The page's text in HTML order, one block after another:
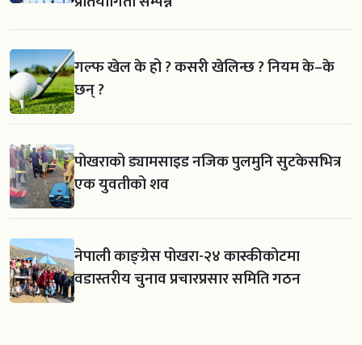
गल्फ खेल के हो ? कसरी खेलिन्छ ? नियम के–के
छन् ?
पोखराको ड्यामसाइड नजिक पुलमुनि सुटकेसभित्र
एक युवतीको शव
नेपाली काङ्ग्रेस पोखरा-२४ कास्कीकोटमा
वडास्तरीय चुनाव प्रचारप्रसार समिति गठन